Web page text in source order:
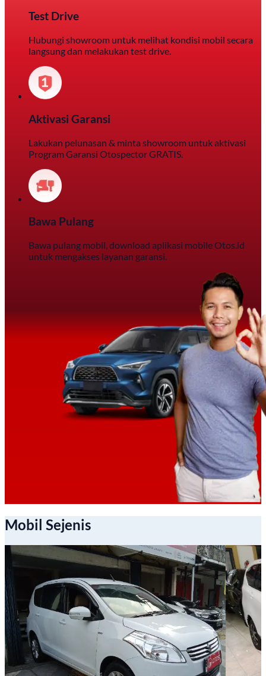
Test Drive
Hubungi showroom untuk melihat kondisi mobil secara
langsung dan melakukan test drive.
Aktivasi Garansi
Lakukan pelunasan & minta showroom untuk aktivasi
Program Garansi Otospector GRATIS.
Bawa Pulang
Bawa pulang mobil, download aplikasi mobile Otos.id
untuk mengakses layanan garansi.
Mobil Sejenis